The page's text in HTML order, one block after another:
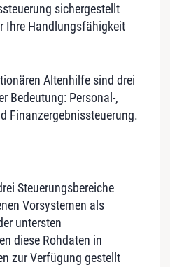
sichergestellt
Ihre Handlungsfähigkeit
Altenhilfe sind drei
Bedeutung: Personal-,
Finanzergebnissteuerung.
Steuerungsbereiche
Vorsystemen als
untersten
diese Rohdaten in
zur Verfügung gestellt